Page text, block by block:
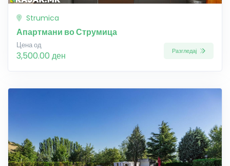
Strumica
Апартмани во Струмица
Цена од
3,500.00 ден Разгледај